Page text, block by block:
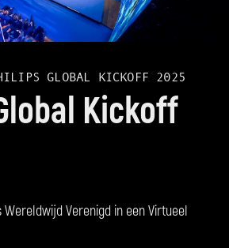
GLOBAL KICKOFF 2025
Kickoff
Verenigd in een Virtueel